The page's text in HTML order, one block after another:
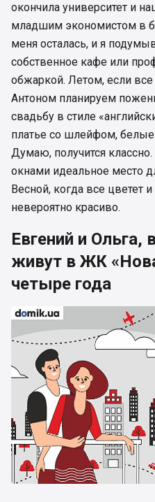
окончила университет и
младшим экономистом в
меня осталась, и я
собственное кафе или
обжаркой. Летом, если
Антоном планируем
свадьбу в стиле
платье со шлейфом,
Думаю, получится
окнами идеальное место
Весной, когда все цветет
невероятно красиво.
Евгений и Ольга,
живут в ЖК
четыре года